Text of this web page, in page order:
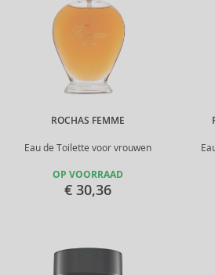
ROCHAS FEMME
Eau de Toilette voor vrouwen
OP VOORRAAD
€ 30,36